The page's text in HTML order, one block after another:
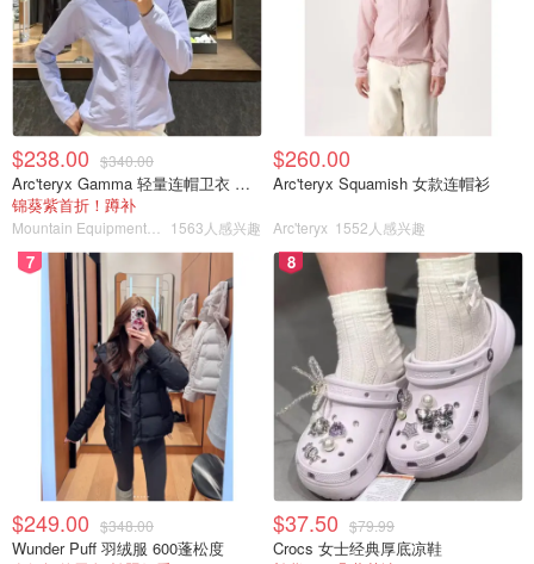
$238.00 $340.00
Arc'teryx Gamma 轻量连帽卫衣 女款
锦葵紫首折！蹲补
1563人感兴趣
$260.00
Arc'teryx Squamish 女款连帽衫
Arc'teryx 1552人感兴趣
7
$249.00 $348.00
Wunder Puff 羽绒服 600蓬松度
8
$37.50 $79.99
Crocs 女士经典厚底凉鞋